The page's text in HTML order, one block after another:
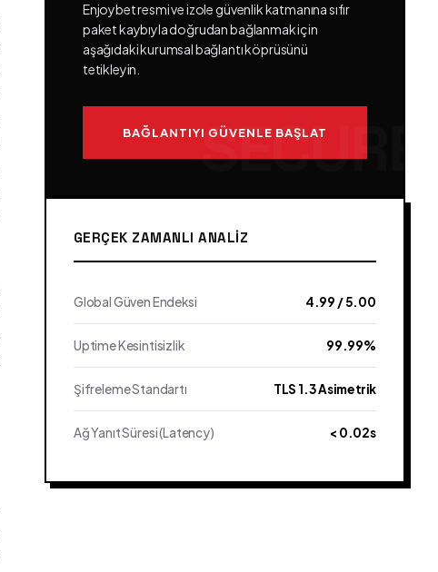
Enjoybet resmi ve izole güvenlik katmanına sıfır
paket kaybıyla doğrudan bağlanmak için
aşağıdaki kurumsal bağlantı köprüsünü
tetikleyin.
BAĞLANTIYI GÜVENLE BAŞLAT
GERÇEK ZAMANLI ANALIZ
Global Güven Endeksi 4.99 / 5.00
Uptime Kesintisizlik 99.99%
Şifreleme Standartı TLS 1.3 Asimetrik
Ağ Yanıt Süresi (Latency) < 0.02s